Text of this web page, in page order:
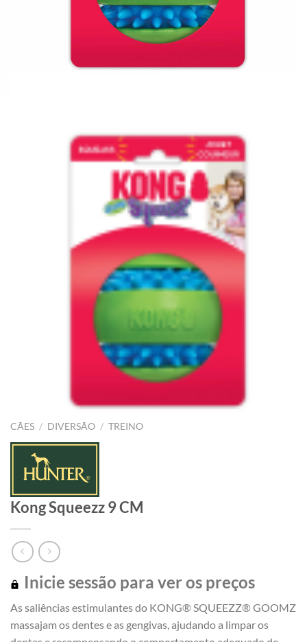
CÃES / DIVERSÃO / TREINO
Kong Squeezz 9 CM
Inicie sessão para ver os preços
As saliências estimulantes do KONG® SQUEEZZ® GOOMZ
massajam os dentes e as gengivas, ajudando a limpar os